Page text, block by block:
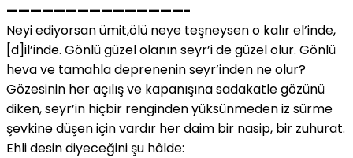
———————————————-
Neyi ediyorsan ümit,ölü neye teşneysen o kalır el’inde,
[d]il’inde. Gönlü güzel olanın seyr’i de güzel olur. Gönlü
heva ve tamahla deprenenin seyr’inden ne olur?
Gözesinin her açılış ve kapanışına sadakatle gözünü
diken, seyr’in hiçbir renginden yüksünmeden iz sürme
şevkine düşen için vardır her daim bir nasip, bir zuhurat.
Ehli desin diyeceğini şu hâlde: